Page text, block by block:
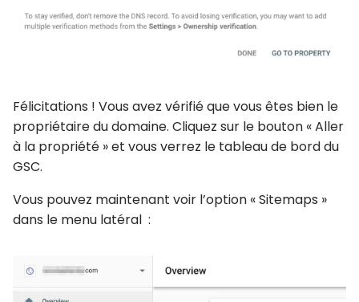
Félicitations ! Vous avez vérifié que vous êtes bien le
propriétaire du domaine. Cliquez sur le bouton « Aller
à la propriété » et vous verrez le tableau de bord du
GSC.
Vous pouvez maintenant voir l’option « Sitemaps »
dans le menu latéral :